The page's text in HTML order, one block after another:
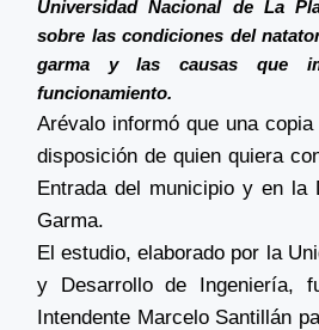
Universidad Nacional de La
sobre las condiciones del
garma y las causas que
funcionamiento.
Arévalo informó que una
disposición de quien quiera
Entrada del municipio y en la
Garma.
El estudio, elaborado por la
y Desarrollo de Ingeniería,
Intendente Marcelo Santillán